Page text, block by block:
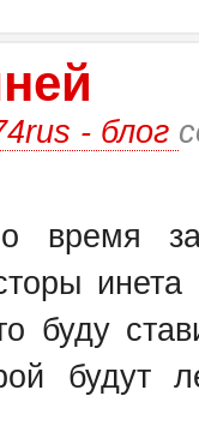
- блог
время
буду
будут